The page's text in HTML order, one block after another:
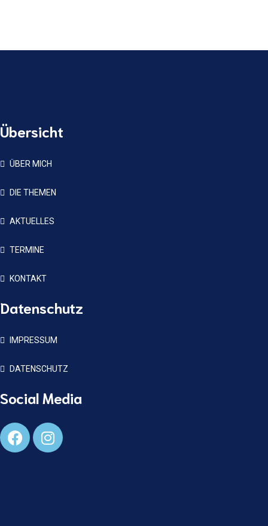
Übersicht
ÜBER MICH
DIE THEMEN
AKTUELLES
TERMINE
KONTAKT
Datenschutz
IMPRESSUM
DATENSCHUTZ
Social Media